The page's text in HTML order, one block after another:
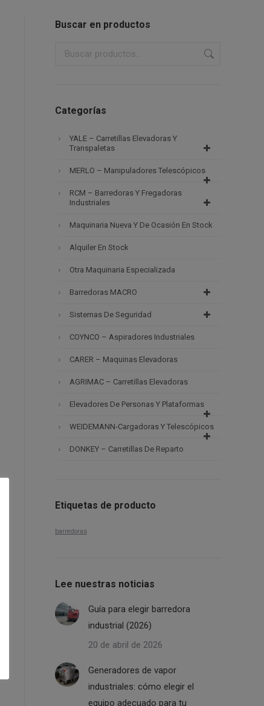
Buscar en productos
Categorías
YALE – Carretillas Elevadoras Y
Transpaletas
MERLO – Manipuladores Telescópicos
RCM – Barredoras Y Fregadoras
Industriales
Maquinaria Nueva Y De Ocasión En Stock
Alquiler En Stock
Otra Maquinaria Especializada
Barredoras MACRO
Sistemas De Seguridad
COYNCO – Aspiradores Industriales
CARER – Maquinas Elevadoras
AGRIMAC – Carretillas Elevadoras
Elevadores De Personas Y Plataformas
WEIDEMANN-Cargadoras Y Telescópicos
DONKEY – Carretillas De Reparto
Etiquetas de producto
barredoras
Lee nuestras noticias
Guía para elegir barredora
industrial (2026)
20 de abril de 2026
Generadores de vapor
industriales: cómo elegir el
equipo adecuado para tu